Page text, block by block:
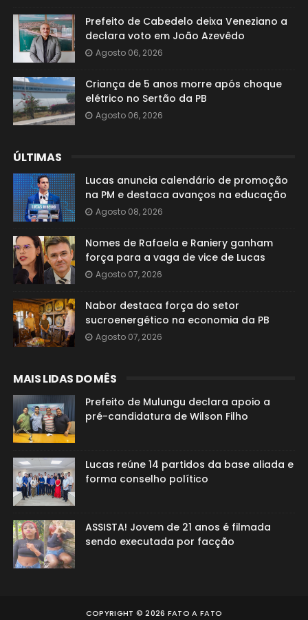
Prefeito de Cabedelo deixa Veneziano a
declara voto em João Azevêdo
Agosto 06, 2026
Criança de 5 anos morre após choque
elétrico no Sertão da PB
Agosto 06, 2026
ÚLTIMAS
Lucas anuncia calendário de promoção
na PM e destaca avanços na educação
Agosto 08, 2026
Nomes de Rafaela e Raniery ganham
força para a vaga de vice de Lucas
Agosto 07, 2026
Nabor destaca força do setor
sucroenergético na economia da PB
Agosto 07, 2026
MAIS LIDAS DO MÊS
Prefeito de Mulungu declara apoio a
pré-candidatura de Wilson Filho
Lucas reúne 14 partidos da base aliada e
forma conselho político
ASSISTA! Jovem de 21 anos é filmada
sendo executada por facção
COPYRIGHT ©2026 FATO A FATO